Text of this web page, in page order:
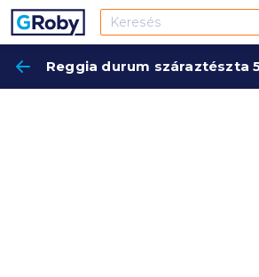
Reggia durum száraztészta